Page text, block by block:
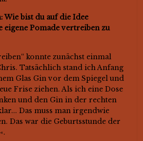
bist du auf die Idee
eigene Pomade vertreiben zu
konnte zunächst einmal
Tatsächlich stand ich Anfang
Glas Gin vor dem Spiegel und
Frise ziehen. Als ich eine Dose
und den Gin in der rechten
Das muss man irgendwie
Das war die Geburtsstunde der